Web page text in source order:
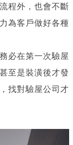
程外，也會不斷
為客戶做好各種
必在第一次驗屋
至是裝潢後才發
找對驗屋公司才